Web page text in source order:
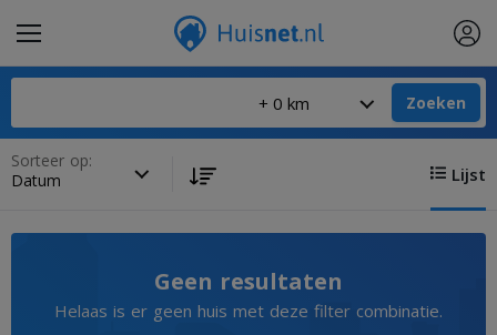
Zoeken
Sorteer op:
Lijst
Geen resultaten
Helaas is er geen huis met deze filter combinatie.